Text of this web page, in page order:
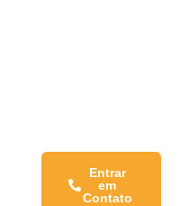
Entrar
em
Contato